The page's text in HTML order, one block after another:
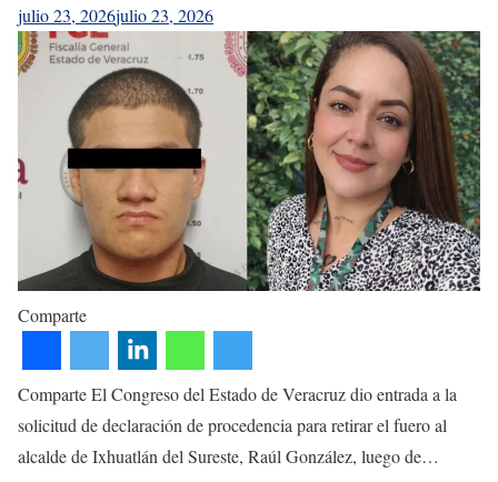
julio 23, 2026julio 23, 2026
Comparte
Comparte El Congreso del Estado de Veracruz dio entrada a la
solicitud de declaración de procedencia para retirar el fuero al
alcalde de Ixhuatlán del Sureste, Raúl González, luego de…